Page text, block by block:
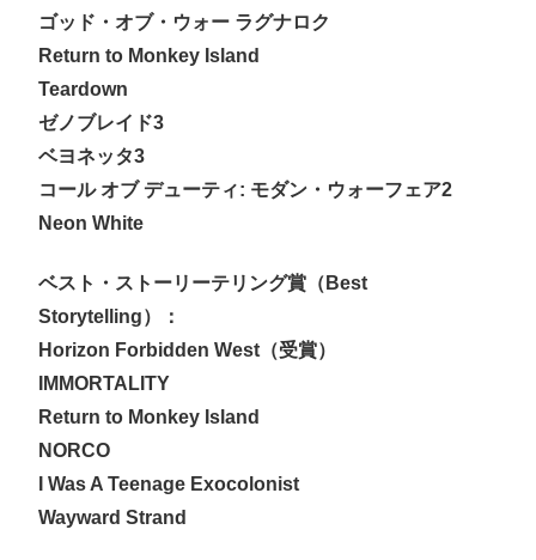
ゴッド・オブ・ウォー ラグナロク
Return to Monkey Island
Teardown
ゼノブレイド3
ベヨネッタ3
コール オブ デューティ: モダン・ウォーフェア2
Neon White
ベスト・ストーリーテリング賞（Best
Storytelling）：
Horizon Forbidden West（受賞）
IMMORTALITY
Return to Monkey Island
NORCO
I Was A Teenage Exocolonist
Wayward Strand